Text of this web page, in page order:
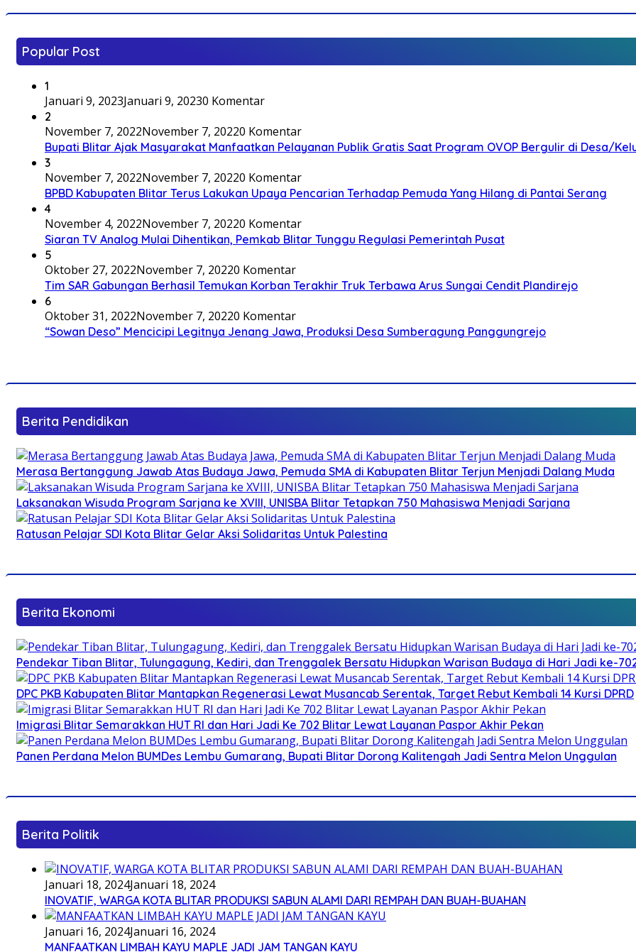
Popular Post
1
Januari 9, 2023Januari 9, 20230 Komentar
2
November 7, 2022November 7, 20220 Komentar
Bupati Blitar Ajak Masyarakat Manfaatkan Pelayanan Publik Gratis Saat Program OVOP Bergulir di Desa/
3
November 7, 2022November 7, 20220 Komentar
BPBD Kabupaten Blitar Terus Lakukan Upaya Pencarian Terhadap Pemuda Yang Hilang di Pantai Serang
4
November 4, 2022November 7, 20220 Komentar
Siaran TV Analog Mulai Dihentikan, Pemkab Blitar Tunggu Regulasi Pemerintah Pusat
5
Oktober 27, 2022November 7, 20220 Komentar
Tim SAR Gabungan Berhasil Temukan Korban Terakhir Truk Terbawa Arus Sungai Cendit Plandirejo
6
Oktober 31, 2022November 7, 20220 Komentar
“Sowan Deso” Mencicipi Legitnya Jenang Jawa, Produksi Desa Sumberagung Panggungrejo
Berita Pendidikan
Merasa Bertanggung Jawab Atas Budaya Jawa, Pemuda SMA di Kabupaten Blitar Terjun Menjadi Dalang Muda
Laksanakan Wisuda Program Sarjana ke XVIII, UNISBA Blitar Tetapkan 750 Mahasiswa Menjadi Sarjana
Ratusan Pelajar SDI Kota Blitar Gelar Aksi Solidaritas Untuk Palestina
Berita Ekonomi
Pendekar Tiban Blitar, Tulungagung, Kediri, dan Trenggalek Bersatu Hidupkan Warisan Budaya di Hari Jadi ke-
DPC PKB Kabupaten Blitar Mantapkan Regenerasi Lewat Musancab Serentak, Target Rebut Kembali 14 Kursi DPRD
Imigrasi Blitar Semarakkan HUT RI dan Hari Jadi Ke 702 Blitar Lewat Layanan Paspor Akhir Pekan
Panen Perdana Melon BUMDes Lembu Gumarang, Bupati Blitar Dorong Kalitengah Jadi Sentra Melon Unggulan
Berita Politik
Januari 18, 2024Januari 18, 2024
INOVATIF, WARGA KOTA BLITAR PRODUKSI SABUN ALAMI DARI REMPAH DAN BUAH-BUAHAN
Januari 16, 2024Januari 16, 2024
MANFAATKAN LIMBAH KAYU MAPLE JADI JAM TANGAN KAYU